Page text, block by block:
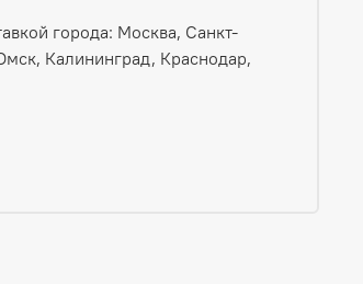
города: Москва, Санкт-
Калининград, Краснодар,